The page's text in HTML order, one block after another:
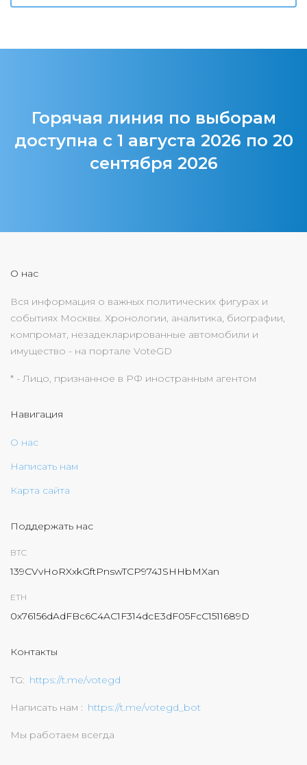
Горячая линия по выборам
доступна с 1 августа 2026 по 20
сентября 2026
О нас
Вся информация о важных политических фигурах и
событиях Москвы. Хронологии, аналитика, биографии,
компромат, незадекларированные автомобили и
имущество - на портале VoteGD
* - Лицо, признанное в РФ иностранным агентом
Навигация
О нас
Написать нам
Карта сайта
Поддержать нас
BTC
139CVvHoRXxkGftPnswTCP974JSHHbMXan
ETH
0x76156dAdFBc6C4AC1F314dcE3dF05FcC1511689D
Контакты
TG https://t.me/votegd
Написать нам https://t.me/votegd_bot
Мы работаем всегда